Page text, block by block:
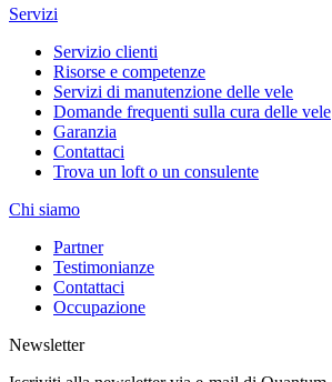
Servizi
Servizio clienti
Risorse e competenze
Servizi di manutenzione delle vele
Domande frequenti sulla cura delle vele
Garanzia
Contattaci
Trova un loft o un consulente
Chi siamo
Partner
Testimonianze
Contattaci
Occupazione
Newsletter